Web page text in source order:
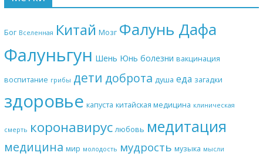
Бог Вселенная Китай Мозг Фалунь Дафа
Фалуньгун Шень Юнь болезни вакцинация
воспитание грибы дети доброта душа еда загадки
здоровье капуста китайская медицина клиническая
смерть коронавирус любовь медитация
медицина мир молодость мудрость музыка мысли